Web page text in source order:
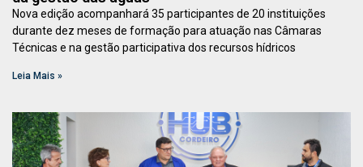
Nova edição acompanhará 35 participantes de 20 instituições
durante dez meses de formação para atuação nas Câmaras
Técnicas e na gestão participativa dos recursos hídricos
Leia Mais »